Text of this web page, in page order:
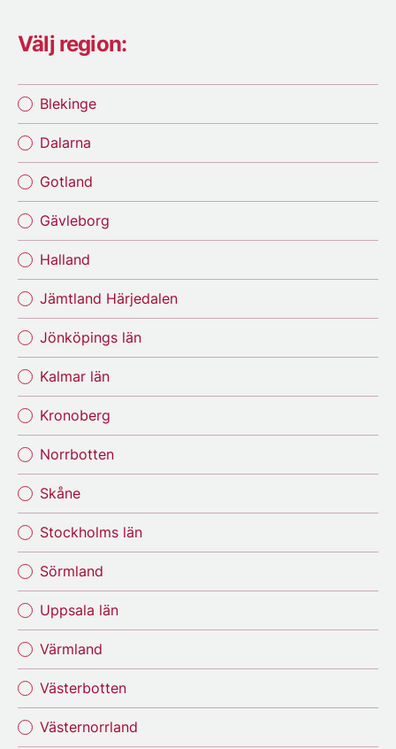
Välj region:
Blekinge
Dalarna
Gotland
Gävleborg
Halland
Jämtland Härjedalen
Jönköpings län
Kalmar län
Kronoberg
Norrbotten
Skåne
Stockholms län
Sörmland
Uppsala län
Värmland
Västerbotten
Västernorrland